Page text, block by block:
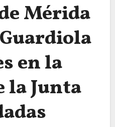
Mérida
en la
la Junta